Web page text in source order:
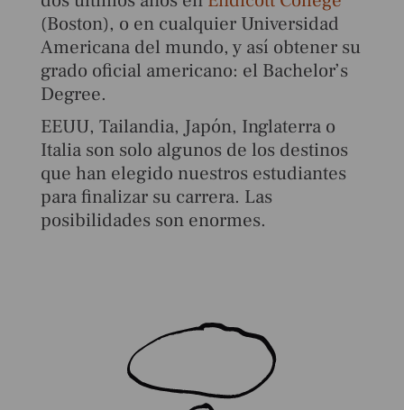
(Boston), o en cualquier Universidad
Americana del mundo, y así obtener su
grado oficial americano: el Bachelor’s
Degree.
EEUU, Tailandia, Japón, Inglaterra o
Italia son solo algunos de los destinos
que han elegido nuestros estudiantes
para finalizar su carrera. Las
posibilidades son enormes.